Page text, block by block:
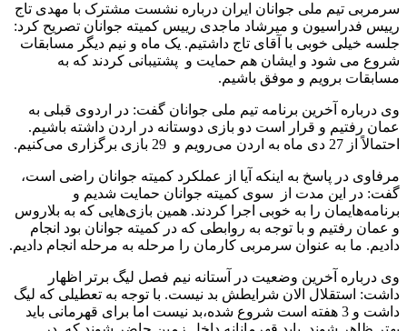
سرمربی تیم ملی جوانان ایران درباره نشست مشترک با مهدی تاج
رییس فدراسیون و میرشاد ماجدی رییس کمیته جوانان تصریح کرد:
جلسه خیلی خوبی با آقای تاج داشتیم. یک ماه و نیم دیگر مسابقات
شروع می شود و ایشان هم حمایت و پشتیبانی کردند که به
مسابقات برویم و موفق باشیم.
وی درباره آخرین برنامه تیم ملی جوانان گفت: در اردوی قبلی به
عمان رفتیم و قرار است دو بازی دوستانه در اردن داشته باشیم.
احتمالاً از 27 دی ماه به اردن می‌رویم و 29 بازی برگزاری می‌کنیم.
مرفاوی در پاسخ به اینکه آیا از عملکرد کمیته جوانان راضی است،
گفت: در این مدت از سوی کمیته جوانان حمایت شدیم و
برنامه‌هایمان را به خوبی اجرا کردند. همین بازی‌هایی که به بلاروس
و عمان رفتیم و با توجه به روابطی که در کمیته جوانان بود انجام
دادیم. ما به عنوان سرمربی کارمان را مرحله به مرحله انجام دادیم.
وی درباره آخرین وضعیت در آستانه نیم فصل لیگ برتر اظهار
داشت: استقلال الان شرایطش بد نیست. با توجه به تعطیلی که لیگ
داشت و 3 هفته است شروع شده،بد نیست اما برای قهرمانی باید